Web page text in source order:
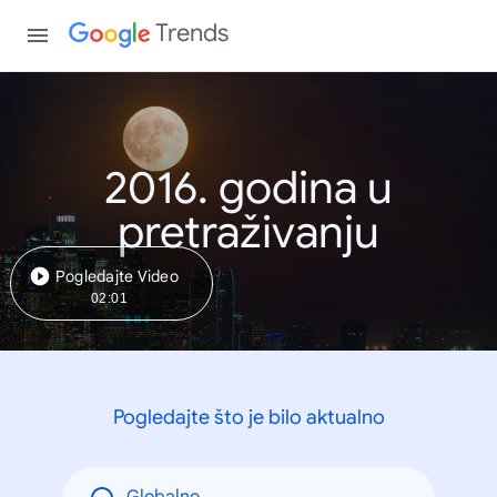
Trends
2016. godina u
pretraživanju
Pogledajte Video
02:01
Pogledajte što je bilo aktualno